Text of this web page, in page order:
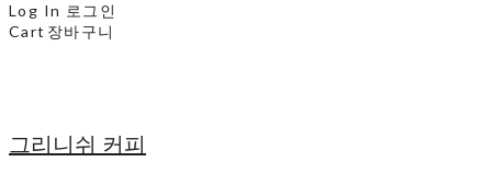
Log In 로그인
Cart 장바구니
그리니쉬 커피